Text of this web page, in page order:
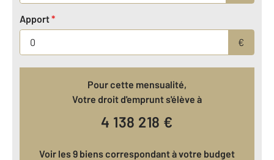
Apport*
€
Pour cette mensualité,
Votre droit d'emprunt s'élève à
4 138 218 €
Voir les 9 biens correspondant à votre budget